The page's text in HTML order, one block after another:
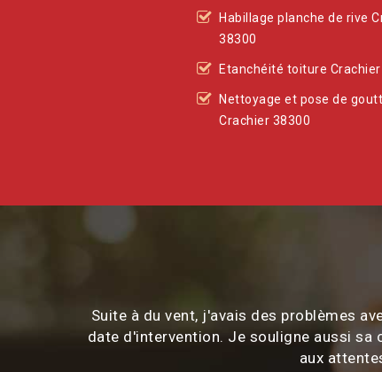
Habillage planche de rive
38300
Etanchéité toiture
Nettoyage et pose de
Crachier 38300
Suite à du vent, j'avais des problèmes
date d'intervention. Je souligne aussi
aux